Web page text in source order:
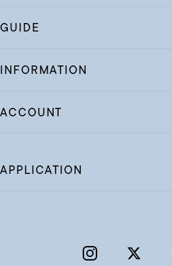
GUIDE
INFORMATION
ACCOUNT
APPLICATION